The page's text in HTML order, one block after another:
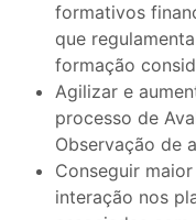
formativos
que
formação
Agilizar e
processo de
Observação de
Conseguir
interação nos